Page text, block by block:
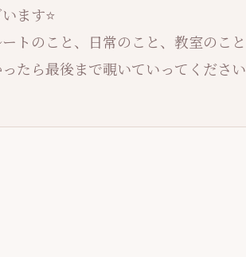
ます⭐️
トのこと、日常のこと、教室のこと
たら最後まで覗いていってください